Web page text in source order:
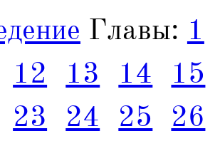
Главы: 1
12 13 14
15
23 24 25
26